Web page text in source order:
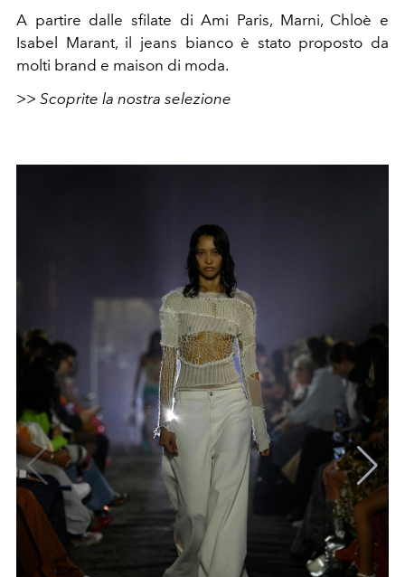
A partire dalle sfilate di Ami Paris, Marni, Chloè e
Isabel Marant, il jeans bianco è stato proposto da
molti brand e maison di moda.
>> Scoprite la nostra selezione